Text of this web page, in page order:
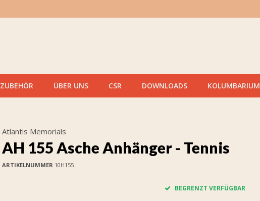
ZUBEHÖR ÜBER UNS CSR DOWNLOADS KOLUMBARIUM
Atlantis Memorials
AH 155 Asche Anhänger - Tennis
ARTIKELNUMMER10H155
BEGRENZT VERFÜGBAR